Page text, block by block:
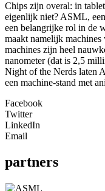
Chips zijn overal: in
eigenlijk niet? ASML,
een belangrijke rol in de
maakt namelijk
machines zijn heel
nanometer (dat is 2,5
Night of the Nerds laten
een machine-stand met
Facebook
Twitter
LinkedIn
Email
partners